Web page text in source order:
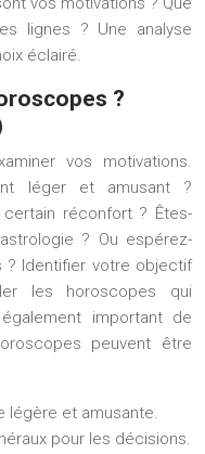
lignes ? Une analyse
éclairé.
?
vos motivations.
léger et amusant ?
réconfort ? Êtes-
? Ou espérez-
? Identifier votre objectif
les horoscopes qui
important de
peuvent être
légère et amusante.
pour les décisions.